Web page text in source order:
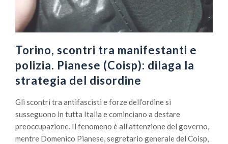
Torino, scontri tra manifestanti e
polizia. Pianese (Coisp): dilaga la
strategia del disordine
Gli scontri tra antifascisti e forze dell’ordine si
susseguono in tutta Italia e cominciano a destare
preoccupazione. Il fenomeno è all’attenzione del governo,
mentre Domenico Pianese, segretario generale del Coisp,